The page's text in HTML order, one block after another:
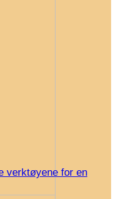
verktøyene for en